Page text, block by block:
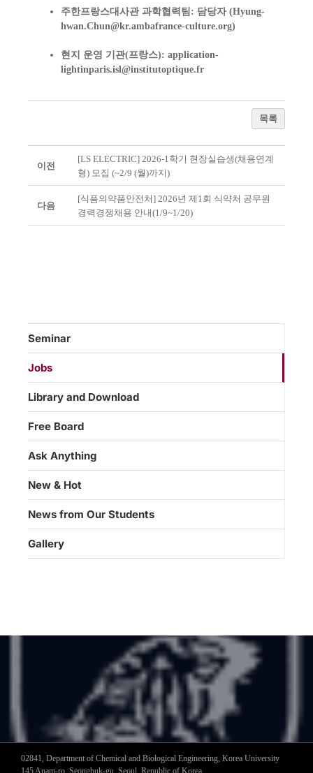
주한프랑스대사관 과학협력팀: 담당자 (Hyung-
hwan.Chun@kr.ambafrance-culture.org)
현지 운영 기관(프랑스): application-
lightinparis.isl@institutoptique.fr
목록
이전
[LS ELECTRIC] 2026-1학기 현장실습생(채용연계
형) 모집 (~2/9 (월)까지)
다음
[식품의약품안전처] 2026년 제1회 식약처 공무원
경력경쟁채용 안내(1/9~1/20)
Seminar
Jobs
Library and Download
Free Board
Ask Anything
New & Hot
News from Our Students
Gallery
02841, Department of Chemical and Biological Engineering, Korea University